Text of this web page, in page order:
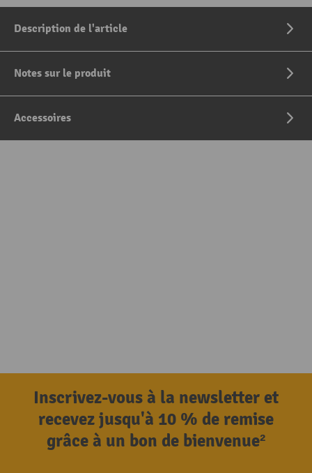
Description de l'article
Notes sur le produit
Accessoires
Inscrivez-vous à la newsletter et
recevez jusqu'à 10 % de remise
grâce à un bon de bienvenue²